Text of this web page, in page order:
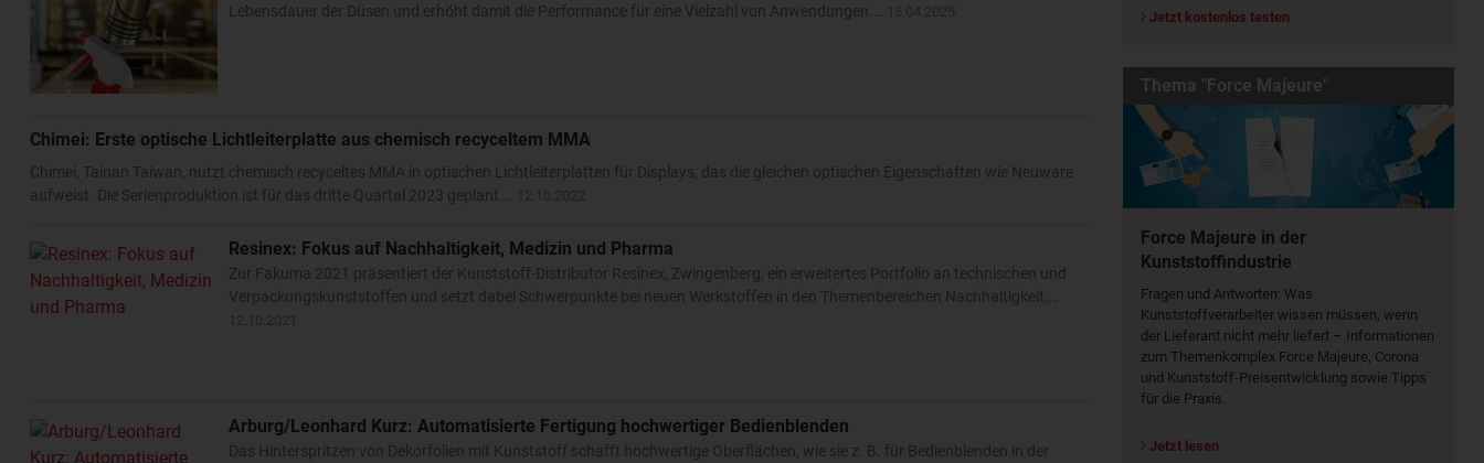
Lebensdauer der Düsen und erhöht damit die Performance für eine Vielzahl von Anwendungen.…
Chimei: Erste optische Lichtleiterplatte aus chemisch recyceltem MMA
Chimei, Tainan Taiwan, nutzt chemisch recyceltes MMA in optischen Lichtleiterplatten für Displays, das die gleichen optischen Eigenschaften wie Neuware
aufweist. Die Serienproduktion ist für das dritte Quartal 2023 geplant.…
Resinex: Fokus auf Nachhaltigkeit, Medizin und Pharma
Zur Fakuma 2021 präsentiert der Kunststoff-Distributor Resinex, Zwingenberg, ein erweitertes Portfolio an technischen und
Verpackungskunststoffen und setzt dabei Schwerpunkte bei neuen Werkstoffen in den Themenbereichen Nachhaltigkeit,…
Arburg/Leonhard Kurz: Automatisierte Fertigung hochwertiger Bedienblenden
Das Hinterspritzen von Dekorfolien mit Kunststoff schafft hochwertige Oberflächen, wie sie z. B. für Bedienblenden in der
Jetzt kostenlos testen
Thema "Force Majeure"
Force Majeure in der
Kunststoffindustrie
Fragen und Antworten: Was
Kunst­stoff­verarbeiter wissen müssen, wenn
der Lieferant nicht mehr liefert – Informationen
zum Themenkomplex Force Majeure, Corona
und Kunststoff-Preisentwicklung sowie Tipps
für die Praxis.
Jetzt lesen